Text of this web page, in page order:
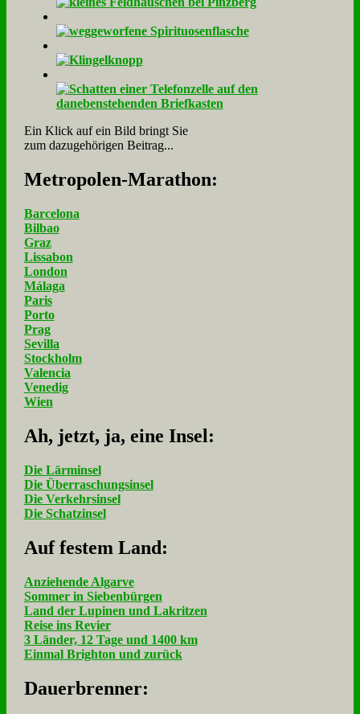
Ein Klick auf ein Bild bringt Sie
zum dazugehörigen Beitrag...
Me­tro­po­len-Ma­ra­thon:
Barcelona
Bilbao
Graz
Lissabon
London
Málaga
Paris
Porto
Prag
Sevilla
Stockholm
Valencia
Venedig
Wien
Ah, jetzt, ja, ei­ne In­sel:
Die Lärminsel
Die Überraschungsinsel
Die Verkehrsinsel
Die Schatzinsel
Auf fe­stem Land:
Anziehende Algarve
Sommer in Siebenbürgen
Land der Lupinen und Lakritzen
Reise ins Revier
3 Länder, 12 Tage und 1400 km
Einmal Brighton und zurück
Dau­er­bren­ner: